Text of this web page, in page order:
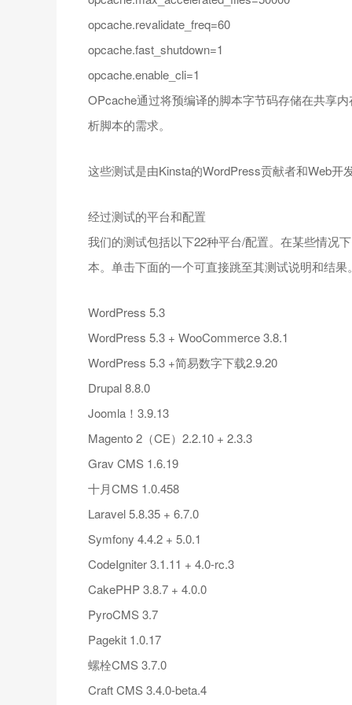
opcache.revalidate_freq=60
opcache.fast_shutdown=1
opcache.enable_cli=1
OPcache通过将预编译的脚本字节码存储在共享
析脚本的需求。
这些测试是由Kinsta的WordPress贡献者和Web开
经过测试的平台和配置
我们的测试包括以下22种平台/配置。在某些情况
本。单击下面的一个可直接跳至其测试说明和结
WordPress 5.3
WordPress 5.3 + WooCommerce 3.8.1
WordPress 5.3 +简易数字下载2.9.20
Drupal 8.8.0
Joomla！3.9.13
Magento 2（CE）2.2.10 + 2.3.3
Grav CMS 1.6.19
十月CMS 1.0.458
Laravel 5.8.35 + 6.7.0
Symfony 4.4.2 + 5.0.1
CodeIgniter 3.1.11 + 4.0-rc.3
CakePHP 3.8.7 + 4.0.0
PyroCMS 3.7
Pagekit 1.0.17
螺栓CMS 3.7.0
Craft CMS 3.4.0-beta.4